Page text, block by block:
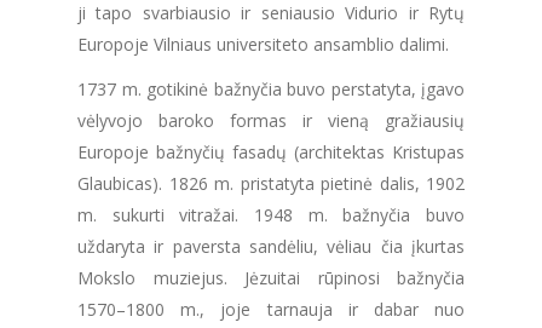
ji tapo svarbiausio ir seniausio Vidurio ir Rytų
Europoje Vilniaus universiteto ansamblio dalimi.
1737 m. gotikinė bažnyčia buvo perstatyta, įgavo
vėlyvojo baroko formas ir vieną gražiausių
Europoje bažnyčių fasadų (architektas Kristupas
Glaubicas). 1826 m. pristatyta pietinė dalis, 1902
m. sukurti vitražai. 1948 m. bažnyčia buvo
uždaryta ir paversta sandėliu, vėliau čia įkurtas
Mokslo muziejus. Jėzuitai rūpinosi bažnyčia
1570–1800 m., joje tarnauja ir dabar nuo